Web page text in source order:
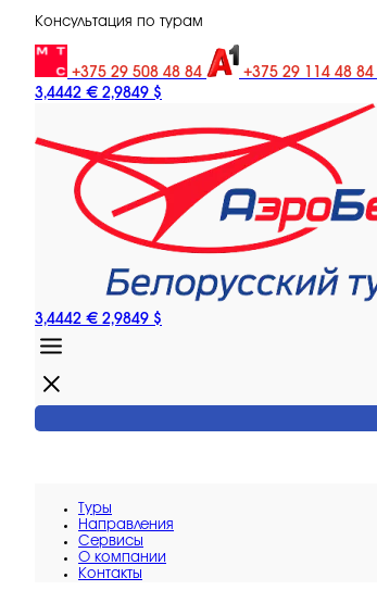
Консультация по турам
+375 29 508 48 84 +375 29 114 48 84
3,4442 € 2,9849 $
3,4442 € 2,9849 $
Туры
Направления
Сервисы
O компании
Контакты